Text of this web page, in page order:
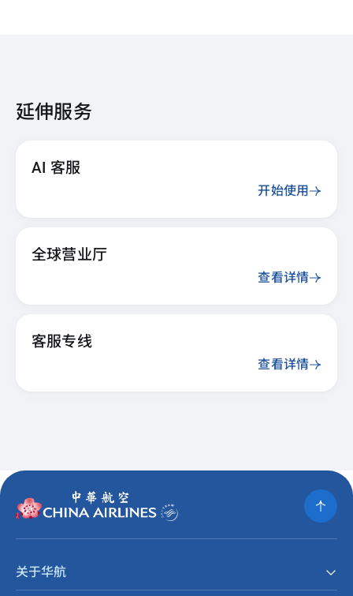
延伸服务
AI 客服
开始使用
全球营业厅
查看详情
客服专线
查看详情
关于华航